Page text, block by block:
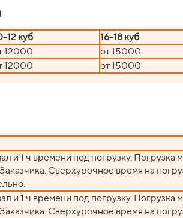
12 куб
16-18 куб
12000
от 15000
12000 от 15000
и 1 ч времени под погрузку. Погрузка
Сверхурочное время на
и 1 ч времени под погрузку. Погрузка
Сверхурочное время на